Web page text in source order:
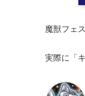
魔獣フェ
実際に「